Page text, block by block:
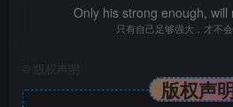
Only his strong enough, will
只有自己足够强大，才不
版权声明
版权声